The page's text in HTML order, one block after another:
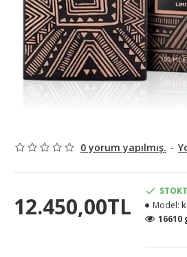
0 yorum yapılmış. -
12.450,00TL
Model: